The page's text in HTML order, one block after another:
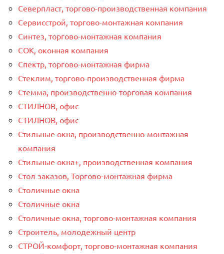
Северпласт, торгово-производственная компания
Сервисстрой, торгово-монтажная компания
Синтез, торгово-монтажная компания
СОК, оконная компания
Спектр, торгово-монтажная фирма
Стеклим, торгово-производственная фирма
Стемма, производственно-торговая компания
СТИЛНОВ, офис
СТИЛНОВ, офис
Стильные окна, производственно-монтажная
компания
Стильные окна+, производственная компания
Стол заказов, Торгово-монтажная фирма
Столичные окна
Столичные окна
Столичные окна, торгово-монтажная компания
Строитель, молодежный центр
СТРОЙ-комфорт, торгово-монтажная компания